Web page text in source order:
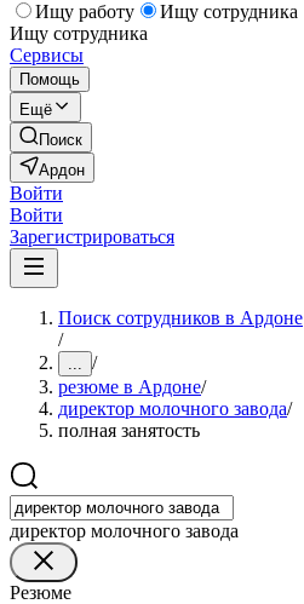
Ищу работу
Ищу сотрудника
Ищу сотрудника
Сервисы
Помощь
Ещё
Поиск
Ардон
Войти
Войти
Зарегистрироваться
Поиск сотрудников в Ардоне
/
... /
резюме в Ардоне/
директор молочного завода/
полная занятость
директор молочного завода
Резюме